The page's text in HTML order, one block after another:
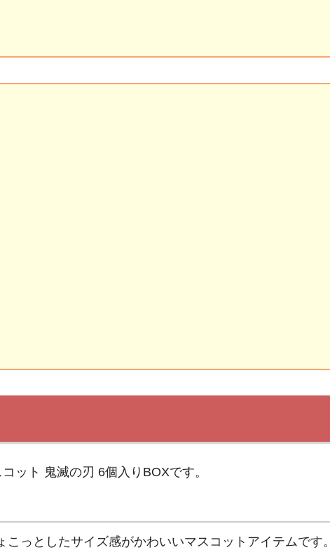
ット 鬼滅の刃 6個入りBOXです。
っとしたサイズ感がかわいいマスコットアイテムです。